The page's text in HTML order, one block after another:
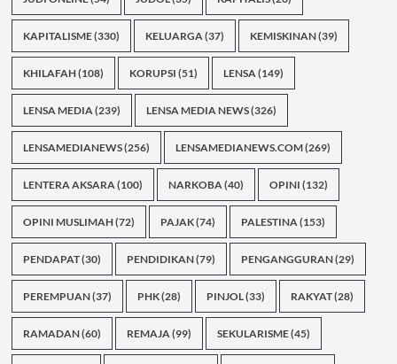
KAPITALISME(330) KELUARGA(37) KEMISKINAN(39)
KHILAFAH(108) KORUPSI (51) LENSA(149)
LENSA MEDIA(239) LENSA MEDIA NEWS(326)
LENSAMEDIANEWS(256) LENSAMEDIANEWS.COM(269)
LENTERA AKSARA(100) NARKOBA(40) OPINI (132)
OPINI MUSLIMAH(72) PAJAK(74) PALESTINA(153)
PENDAPAT(30) PENDIDIKAN(79) PENGANGGURAN(29)
PEREMPUAN(37) PHK(28) PINJOL(33) RAKYAT(28)
RAMADAN(60) REMAJA(99) SEKULARISME(45)